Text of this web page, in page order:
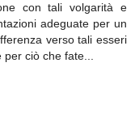
con tali volgarità e
adeguate per un
verso tali esseri
ciò che fate...